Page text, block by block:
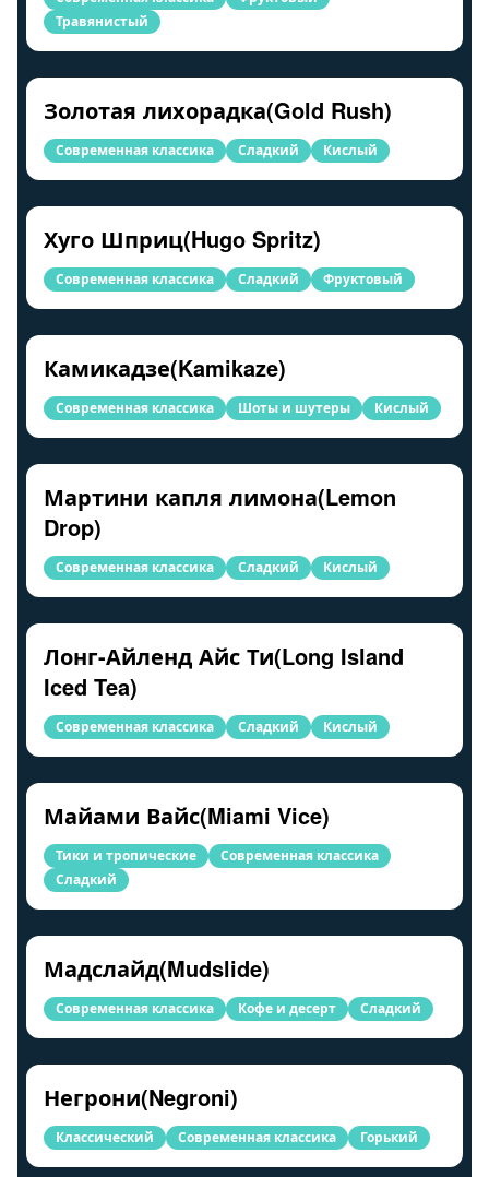
Травянистый
Золотая лихорадка(Gold Rush)
Современная классика Сладкий Кислый
Хуго Шприц(Hugo Spritz)
Современная классика Сладкий Фруктовый
Камикадзе(Kamikaze)
Современная классика Шоты и шутеры Кислый
Мартини капля лимона(Lemon
Drop)
Современная классика Сладкий Кислый
Лонг-Айленд Айс Ти(Long Island
Iced Tea)
Современная классика Сладкий Кислый
Майами Вайс(Miami Vice)
Тики и тропические
Современная классика
Сладкий
Мадслайд(Mudslide)
Современная классика Кофе и десерт Сладкий
Негрони(Negroni)
Классический Современная классика Горький